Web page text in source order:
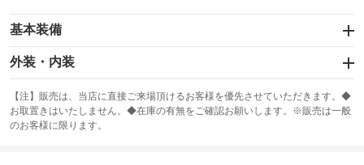
基本装備
エアバッグ：運転席/助手席
：装備あり
：装備あり
サンルーフ
：装備なし ABS
外装・内装
カーナビ：SDナビ
：装備あり
TV：フルセグ
：装備あり
【注】販売は、当店に直接ご来場頂けるお客様を優先させていただきます。◆
お取置きはいたしません。◆在庫の有無をご確認お願いします。※販売は一般
のお客様に限ります。